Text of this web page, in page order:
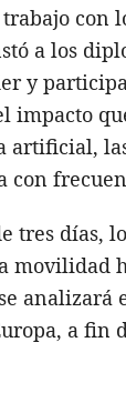
con
a los
y
impacto
artificial,
con
tres días,
movilidad
analizará
a fin